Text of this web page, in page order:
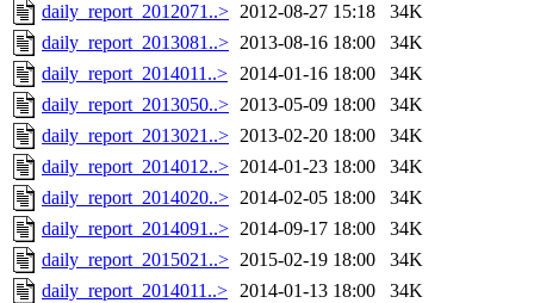
daily_report_2012071..> 2012-08-27 15:18
34K
daily_report_2013081..> 2013-08-16 18:00
34K
daily_report_2014011..> 2014-01-16 18:00
34K
daily_report_2013050..> 2013-05-09 18:00
34K
daily_report_2013021..> 2013-02-20 18:00
34K
daily_report_2014012..> 2014-01-23 18:00
34K
daily_report_2014020..> 2014-02-05 18:00
34K
daily_report_2014091..> 2014-09-17 18:00
34K
daily_report_2015021..> 2015-02-19 18:00
34K
daily_report_2014011..> 2014-01-13 18:00
34K